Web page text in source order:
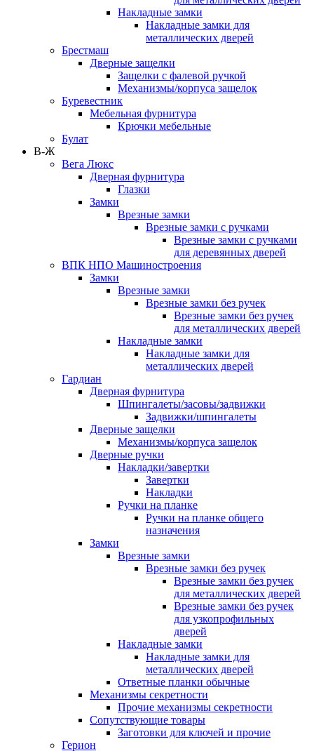
Накладные замки
Накладные замки для
металлических дверей
Брестмаш
Дверные защелки
Защелки с фалевой ручкой
Механизмы/корпуса защелок
Буревестник
Мебельная фурнитура
Крючки мебельные
Булат
В-Ж
Вега Люкс
Дверная фурнитура
Глазки
Замки
Врезные замки
Врезные замки с ручками
Врезные замки с ручками
для деревянных дверей
ВПК НПО Машиностроения
Замки
Врезные замки
Врезные замки без ручек
Врезные замки без ручек
для металлических дверей
Накладные замки
Накладные замки для
металлических дверей
Гардиан
Дверная фурнитура
Шпингалеты/засовы/задвижки
Задвижки/шпингалеты
Дверные защелки
Механизмы/корпуса защелок
Дверные ручки
Накладки/завертки
Завертки
Накладки
Ручки на планке
Ручки на планке общего
назначения
Замки
Врезные замки
Врезные замки без ручек
Врезные замки без ручек
для металлических дверей
Врезные замки без ручек
для узкопрофильных
дверей
Накладные замки
Накладные замки для
металлических дверей
Ответные планки обычные
Механизмы секретности
Прочие механизмы секретности
Сопутствующие товары
Заготовки для ключей и прочие
Герион